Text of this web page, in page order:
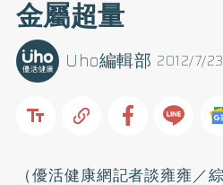
金屬超量
2012/7/
Uho編輯部
（優活健康網記者談雍雍／